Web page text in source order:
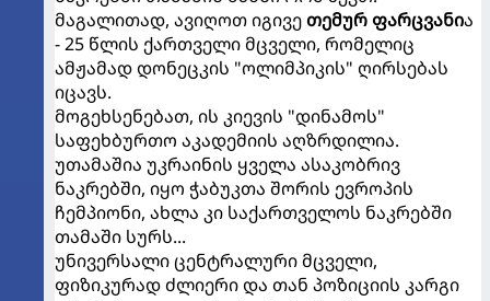
მაგალითად, ავიღოთ იგივეთემურ ფარცვანია
- 25 წლის ქართველი მცველი, რომელიც
ამჟამად დონეცკის "ოლიმპიკის" ღირსებას
იცავს.
მოგეხსენებათ, ის კიევის "დინამოს"
საფეხბურთო აკადემიის აღზრდილია.
უთამაშია უკრაინის ყველა ასაკობრივ
ნაკრებში, იყო ჭაბუკთა შორის ევროპის
ჩემპიონი, ახლა კი საქართველოს ნაკრებში
თამაში სურს...
უნივერსალი ცენტრალური მცველი,
ფიზიკურად ძლიერი და თან პოზიციის კარგი